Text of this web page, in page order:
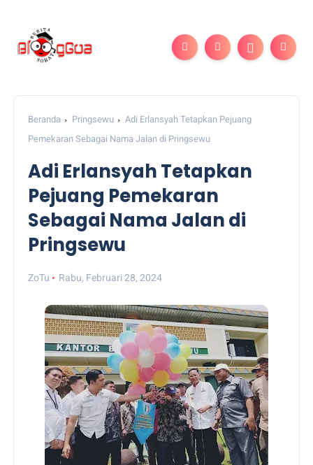
Beranda Pringsewu
Adi Erlansyah Tetapkan Pejuang
Pemekaran Sebagai Nama Jalan di Pringsewu
Adi Erlansyah Tetapkan
Pejuang Pemekaran
Sebagai Nama Jalan di
Pringsewu
ZoTu Rabu, Februari 28, 2024